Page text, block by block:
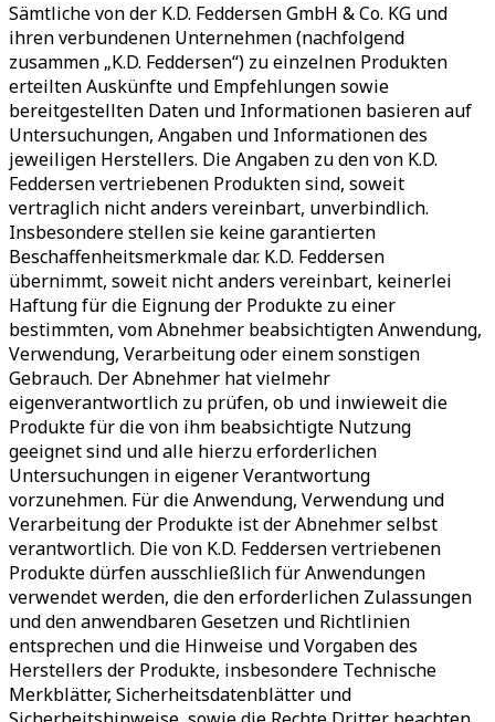
Sämtliche von der K.D. Feddersen GmbH & Co. KG und
ihren verbundenen Unternehmen (nachfolgend
zusammen „K.D. Feddersen“) zu einzelnen Produkten
erteilten Auskünfte und Empfehlungen sowie
bereitgestellten Daten und Informationen basieren auf
Untersuchungen, Angaben und Informationen des
jeweiligen Herstellers. Die Angaben zu den von K.D.
Feddersen vertriebenen Produkten sind, soweit
vertraglich nicht anders vereinbart, unverbindlich.
Insbesondere stellen sie keine garantierten
Beschaffenheitsmerkmale dar. K.D. Feddersen
übernimmt, soweit nicht anders vereinbart, keinerlei
Haftung für die Eignung der Produkte zu einer
bestimmten, vom Abnehmer beabsichtigten Anwendung,
Verwendung, Verarbeitung oder einem sonstigen
Gebrauch. Der Abnehmer hat vielmehr
eigenverantwortlich zu prüfen, ob und inwieweit die
Produkte für die von ihm beabsichtigte Nutzung
geeignet sind und alle hierzu erforderlichen
Untersuchungen in eigener Verantwortung
vorzunehmen. Für die Anwendung, Verwendung und
Verarbeitung der Produkte ist der Abnehmer selbst
verantwortlich. Die von K.D. Feddersen vertriebenen
Produkte dürfen ausschließlich für Anwendungen
verwendet werden, die den erforderlichen Zulassungen
und den anwendbaren Gesetzen und Richtlinien
entsprechen und die Hinweise und Vorgaben des
Herstellers der Produkte, insbesondere Technische
Merkblätter, Sicherheitsdatenblätter und